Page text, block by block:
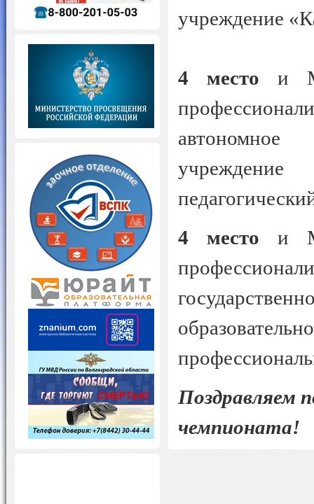
учреждение
4 место и
автономное
4 место и
Поздравляем
чемпионата!